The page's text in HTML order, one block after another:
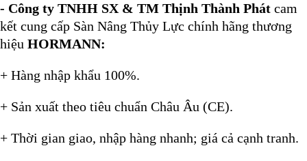
- Công ty TNHH SX & TM Thịnh Thành Phát cam
kết cung cấp Sàn Nâng Thủy Lực chính hãng thương
hiệu HORMANN:
+ Hàng nhập khẩu 100%.
+ Sản xuất theo tiêu chuẩn Châu Âu (CE).
+ Thời gian giao, nhập hàng nhanh; giá cả cạnh tranh.